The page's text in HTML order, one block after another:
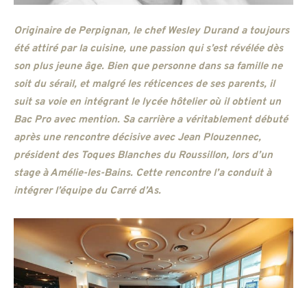
Originaire de Perpignan, le chef Wesley Durand a toujours
été attiré par la cuisine, une passion qui s’est révélée dès
son plus jeune âge. Bien que personne dans sa famille ne
soit du sérail, et malgré les réticences de ses parents, il
suit sa voie en intégrant le lycée hôtelier où il obtient un
Bac Pro avec mention. Sa carrière a véritablement débuté
après une rencontre décisive avec Jean Plouzennec,
président des Toques Blanches du Roussillon, lors d’un
stage à Amélie-les-Bains. Cette rencontre l’a conduit à
intégrer l’équipe du Carré d’As.